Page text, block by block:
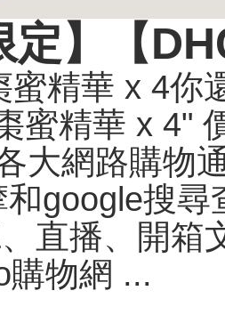
定】【
蜜精華 x 4
蜜精華 x 4"
大網路購物
google搜
直播、開箱
購物網 ...